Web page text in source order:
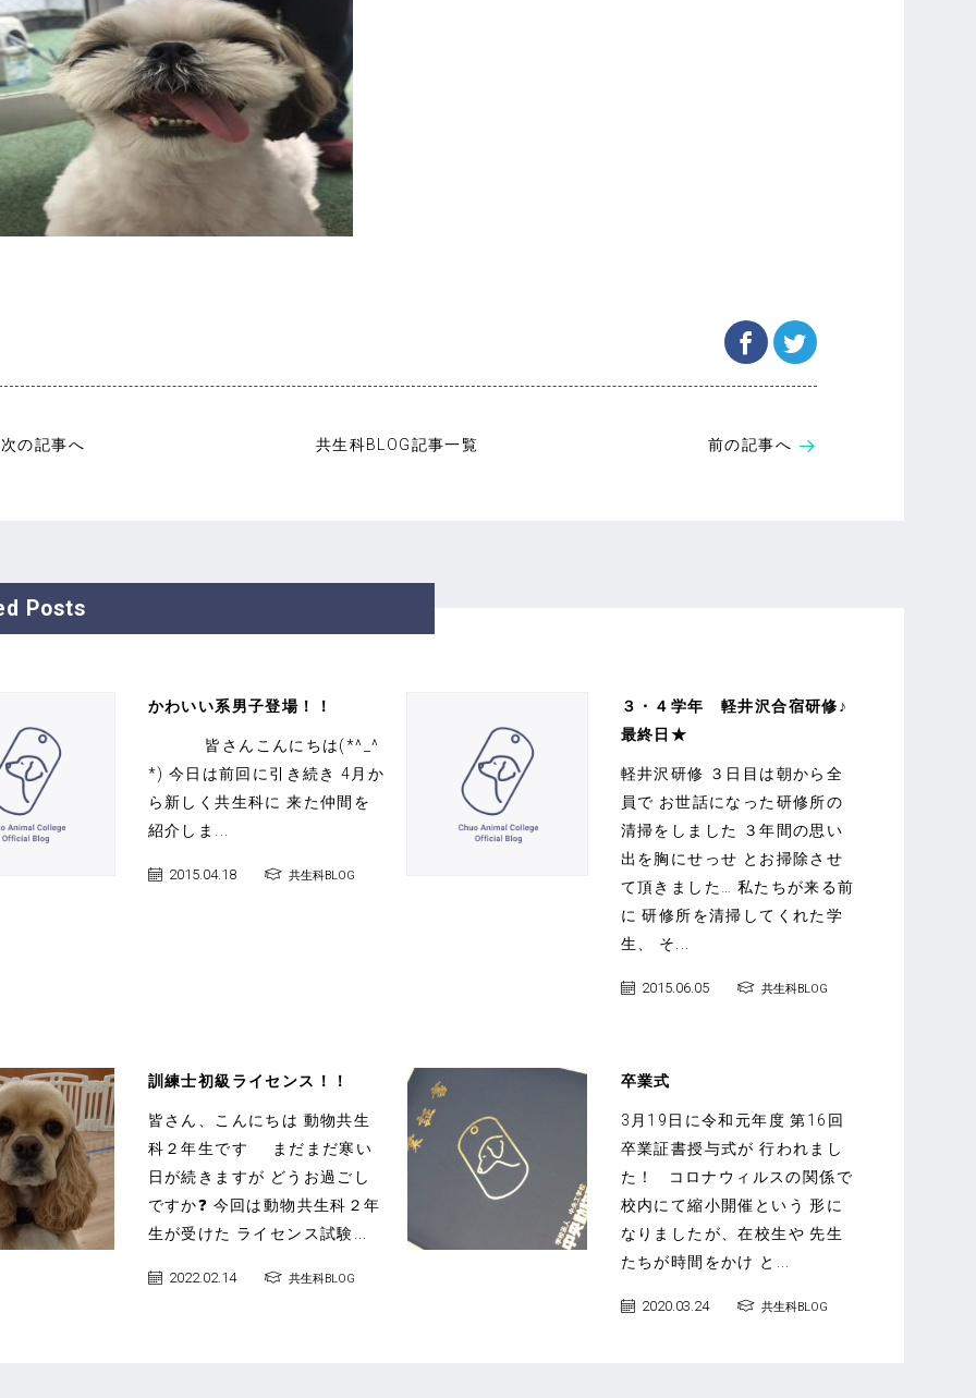
次の記事へ 共生科BLOG記事一覧 前の記事へ
Posts
かわいい系男子登場！！
皆さんこんにちは(*^_^
*) 今日は前回に引き続き 4月か
ら新しく共生科に 来た仲間を
紹介しま...
2015.04.18 共生科BLOG
３・４学年 軽井沢合宿研修♪
最終日★
軽井沢研修 ３日目は朝から全
員で お世話になった研修所の
清掃をしました ３年間の思い
出を胸にせっせ とお掃除させ
て頂きました… 私たちが来る前
に 研修所を清掃してくれた学
生、 そ...
2015.06.05 共生科BLOG
訓練士初級ライセンス！！
皆さん、こんにちは 動物共生
科２年生です まだまだ寒い
日が続きますが どうお過ごし
ですか❓ 今回は動物共生科２年
生が受けた ライセンス試験...
2022.02.14 共生科BLOG
卒業式
3月19日に令和元年度 第16回
卒業証書授与式が 行われまし
た！ コロナウィルスの関係で
校内にて縮小開催という 形に
なりましたが、在校生や 先生
たちが時間をかけ と...
2020.03.24 共生科BLOG